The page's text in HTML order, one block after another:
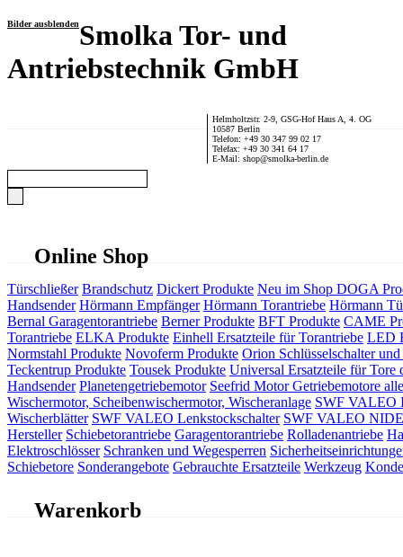
Bilder ausblendenSmolka Tor- und
Antriebstechnik GmbH
Helmholtzstr. 2-9, GSG-Hof Haus A, 4. OG
10587 Berlin
Telefon: +49 30 347 99 02 17
Telefax: +49 30 341 64 17
E-Mail: shop@smolka-berlin.de
Online Shop
Türschließer Brandschutz Dickert Produkte Neu im Shop DOGA
Handsender Hörmann Empfänger Hörmann Torantriebe Hörmann
Bernal Garagentorantriebe Berner Produkte BFT Produkte CAME
Torantriebe ELKA Produkte Einhell Ersatzteile für Torantriebe LED
Normstahl Produkte Novoferm Produkte Orion Schlüsselschalter und
Teckentrup Produkte Tousek Produkte Universal Ersatzteile für Tore
Handsender Planetengetriebemotor Seefrid Motor Getriebemotore
Wischermotor, Scheibenwischermotor, Wischeranlage SWF VALEO
Wischerblätter SWF VALEO Lenkstockschalter SWF VALEO
Hersteller Schiebetorantriebe Garagentorantriebe Rolladenantriebe
Elektroschlösser Schranken und Wegesperren
Schiebetore Sonderangebote Gebrauchte Ersatzteile Werkzeug
Warenkorb